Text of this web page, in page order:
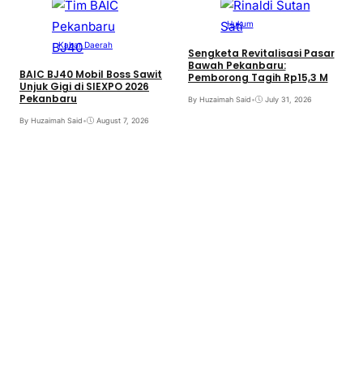
Kabar Daerah
BAIC BJ40 Mobil Boss Sawit
Unjuk Gigi di SIEXPO 2026
Pekanbaru
By Huzaimah Said• August 7, 2026
Hukum
Sengketa Revitalisasi Pasar
Bawah Pekanbaru:
Pemborong Tagih Rp15,3 M
By Huzaimah Said• July 31, 2026